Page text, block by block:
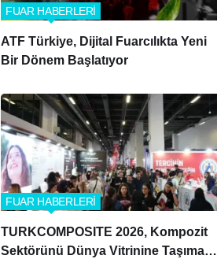
FUAR HABERLERİ
ATF Türkiye, Dijital Fuarcılıkta Yeni
Bir Dönem Başlatıyor
FUAR HABERLERİ
TURKCOMPOSITE 2026, Kompozit
Sektörünü Dünya Vitrinine Taşımaya